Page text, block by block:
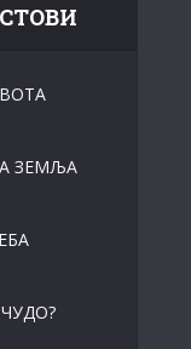
ЗЕМЉА